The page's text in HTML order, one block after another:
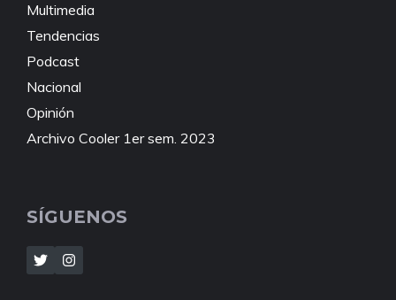
Multimedia
Tendencias
Podcast
Nacional
Opinión
Archivo Cooler 1er sem. 2023
SÍGUENOS